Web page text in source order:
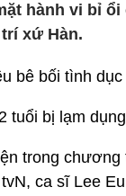
hành vi bỉ ổi
xứ Hàn.
bê bối tình
tuổi bị lạm
trong chương
ca sĩ Lee